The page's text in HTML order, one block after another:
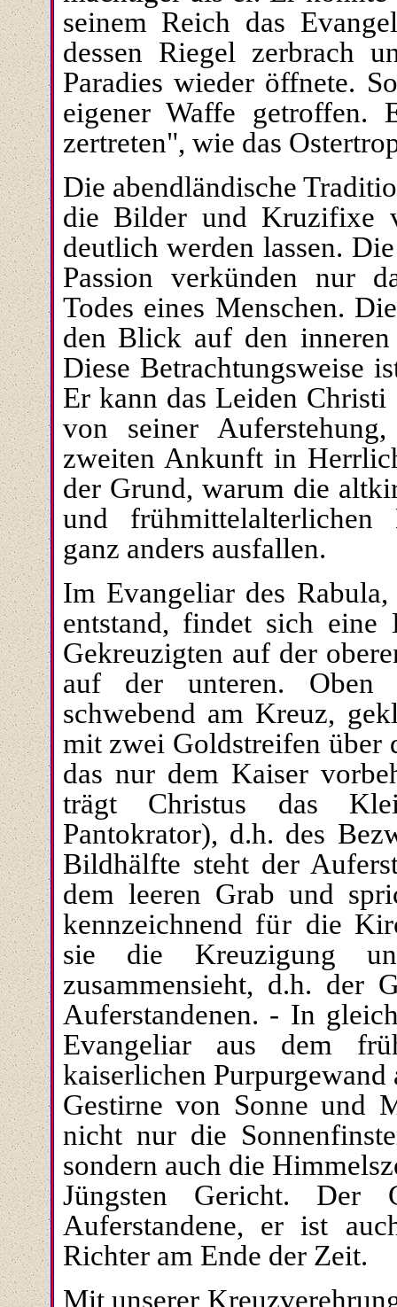
seinem Reich das
dessen Riegel zerbrach
Paradies wieder öffnete.
eigener Waffe
zertreten", wie das
Die abendländische
die Bilder und Kruzifixe
deutlich werden lassen.
Passion verkünden nur
Todes eines Menschen.
den Blick auf den
Diese Betrachtungsweise
Er kann das Leiden
von seiner
zweiten Ankunft in
der Grund, warum die
und frühmittelalterlichen
ganz anders ausfallen.
Im Evangeliar des
entstand, findet sich
Gekreuzigten auf der
auf der unteren. Oben
schwebend am Kreuz,
mit zwei Goldstreifen über
das nur dem Kaiser
trägt Christus das
Pantokrator), d.h. des
Bildhälfte steht der
dem leeren Grab und
kennzeichnend für die
sie die Kreuzigung
zusammensieht, d.h. der
Auferstandenen. - In
Evangeliar aus dem
kaiserlichen
Gestirne von Sonne und
nicht nur die
sondern auch die
Jüngsten Gericht.
Auferstandene, er ist
Richter am Ende der Zeit.
Mit unserer